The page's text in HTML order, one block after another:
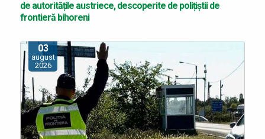
de autoritățile austriece, descoperite de polițiștii de
frontieră bihoreni
03
august
2026